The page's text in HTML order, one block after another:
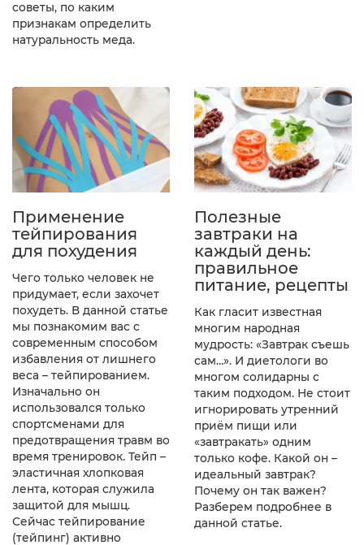
советы, по каким
признакам определить
натуральность меда.
Применение
тейпирования
для похудения
Чего только человек не
придумает, если захочет
похудеть. В данной статье
мы познакомим вас с
современным способом
избавления от лишнего
веса – тейпированием.
Изначально он
использовался только
спортсменами для
предотвращения травм во
время тренировок. Тейп –
эластичная хлопковая
лента, которая служила
защитой для мышц.
Сейчас тейпирование
(тейпинг) активно
Полезные
завтраки на
каждый день:
правильное
питание, рецепты
Как гласит известная
многим народная
мудрость: «Завтрак съешь
сам…». И диетологи во
многом солидарны с
таким подходом. Не стоит
игнорировать утренний
приём пищи или
«завтракать» одним
только кофе. Какой он –
идеальный завтрак?
Почему он так важен?
Разберем подробнее в
данной статье.